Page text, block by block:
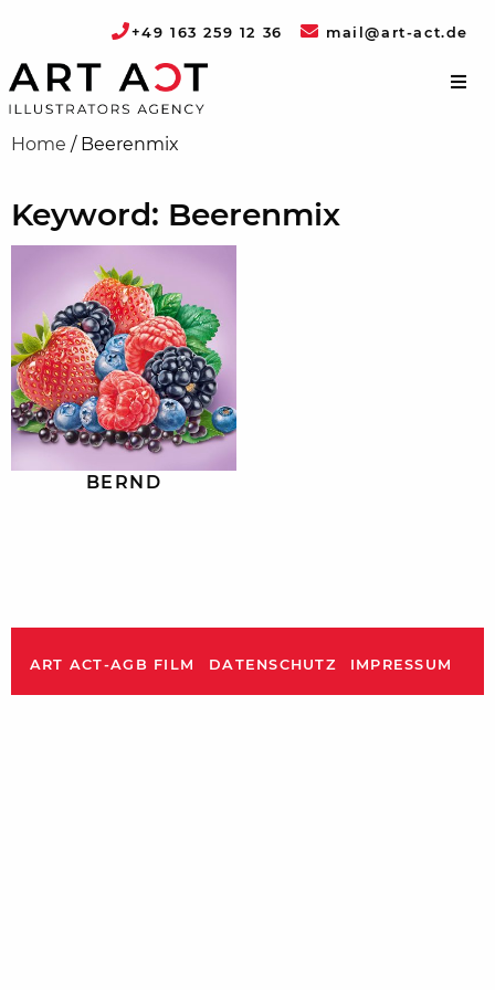
+49 163 259 12 36 mail@art-act.de
Home / Beerenmix
Keyword: Beerenmix
BERND
ART ACT-AGB FILM DATENSCHUTZ IMPRESSUM